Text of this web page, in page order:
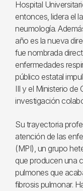
Hospital
entonces, lidera el
neumología.
año es la nueva
fue nombrada
enfermedades
público estatal
III y el Ministerio de
investigación
Su trayectoria
atención de las
(MPI), un grupo
que producen una
pulmones que
fibrosis pulmonar.